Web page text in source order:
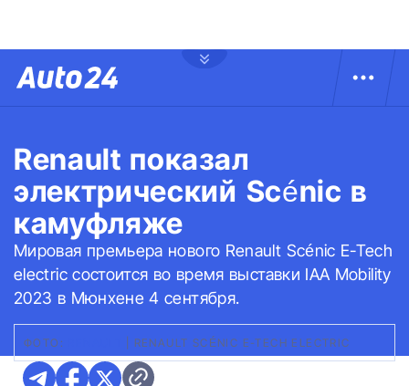
Renault показал
электрический Scénic в
камуфляже
Мировая премьера нового Renault Scénic E-Tech
electric состоится во время выставки IAA Mobility
2023 в Мюнхене 4 сентября.
ФОТО: RENAULT SCÉNIC E-TECH ELECTRIC